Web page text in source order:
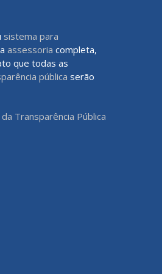
sistema para
assessoria completa,
que todas as
pública serão
Transparência Pública